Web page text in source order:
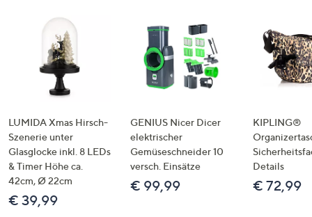
LUMIDA Xmas Hirsch-
Szenerie unter
Glasglocke inkl. 8 LEDs
& Timer Höhe ca.
42cm, Ø 22cm
€ 39,99
GENIUS Nicer Dicer
elektrischer
Gemüseschneider 10
versch. Einsätze
€ 99,99
KIPLING®
Details
€ 72,99